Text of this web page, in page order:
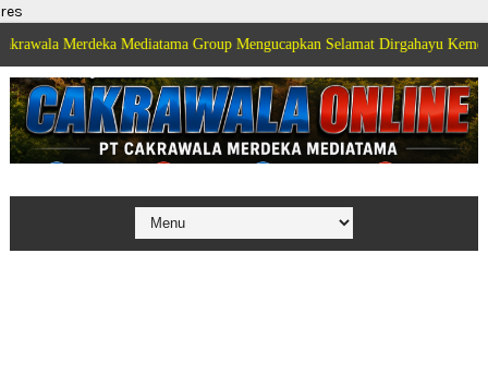
res
Mediatama Group Mengucapkan Selamat Dirgahayu Kemerdekaan